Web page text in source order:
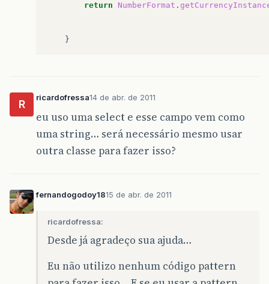
return
NumberFormat .
R
ricardofressa14 de abr. de 2011
eu uso uma select e esse campo vem como
uma string… será necessário mesmo usar
outra classe para fazer isso?
fernandogodoy1815 de abr. de 2011
ricardofressa:
Desde já agradeço sua ajuda…
Eu não utilizo nenhum código pattern